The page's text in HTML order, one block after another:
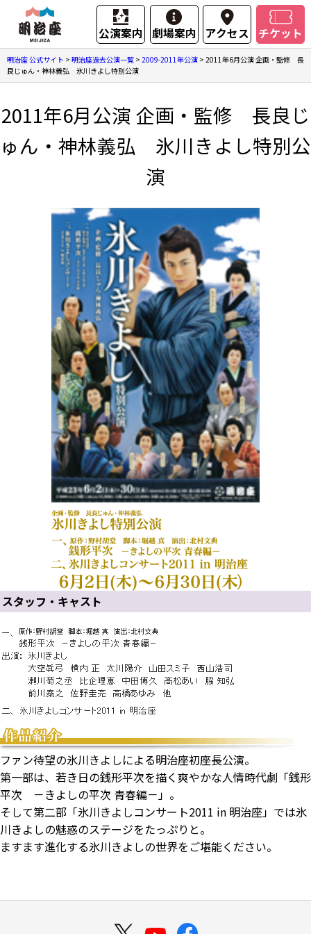
公演案内 劇場案内 アクセス チケット
明治座 公式サイト > 明治座過去公演一覧 > 2009-2011年公演 > 2011年6月公演 企画・監修 長
良じゅん・神林義弘 氷川きよし特別公演
2011年6月公演 企画・監修 長良じ
ゅん・神林義弘 氷川きよし特別公
演
スタッフ・キャスト
ファン待望の氷川きよしによる明治座初座長公演。
第一部は、若き日の銭形平次を描く爽やかな人情時代劇「銭形
平次 －きよしの平次 青春編－」。
そして第二部「氷川きよしコンサート2011 in 明治座」では氷
川きよしの魅惑のステージをたっぷりと。
ますます進化する氷川きよしの世界をご堪能ください。